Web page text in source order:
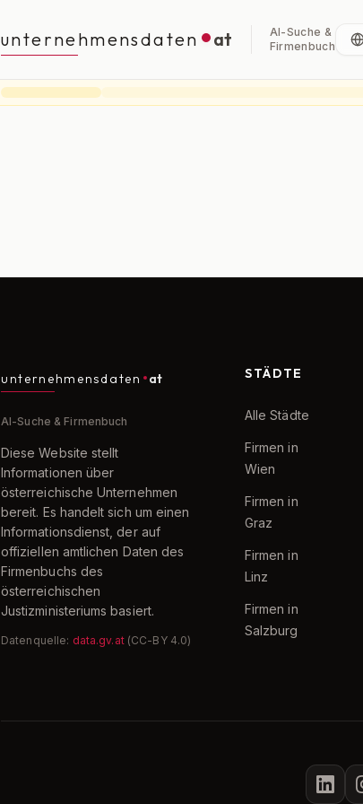
unternehmensdaten at
AI-Suche &
Firmenbuch
unternehmensdaten at
AI-Suche & Firmenbuch
Diese Website stellt
Informationen über
österreichische Unternehmen
bereit. Es handelt sich um einen
Informationsdienst, der auf
offiziellen amtlichen Daten des
Firmenbuchs des
österreichischen
Justizministeriums basiert.
Datenquelle: data.gv.at (CC-BY 4.0)
STÄDTE
Alle Städte
Firmen in
Wien
Firmen in
Graz
Firmen in
Linz
Firmen in
Salzburg